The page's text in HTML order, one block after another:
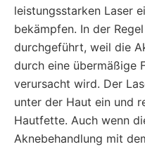
leistungsstarken Laser
bekämpfen. In der
durchgeführt, weil die
durch eine übermäßige
verursacht wird. Der
unter der Haut ein und
Hautfette. Auch wenn
Aknebehandlung mit